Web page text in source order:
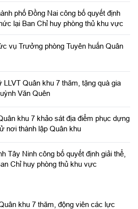
phố Đồng Nai công bố quyết định
lại Ban Chỉ huy phòng thủ khu vực
vụ Trưởng phòng Tuyên huấn Quân
LLVT Quân khu 7 thăm, tặng quà gia
Văn Quên
khu 7 khảo sát địa điểm phục dựng
nơi thành lập Quân khu
Tây Ninh công bố quyết định giải thể,
Chỉ huy phòng thủ khu vực
khu 7 thăm, động viên các lực